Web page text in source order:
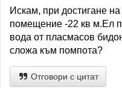
Искам, при достигане
помещение -22 кв м.Ел
вода от пласмасов
сложа към помпота?
Отговори с цитат